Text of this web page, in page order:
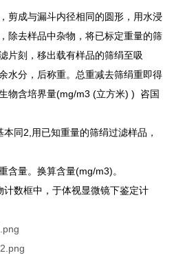
剪成与漏斗内径相同的圆形，用水浸
除去样品中杂物，将已标定重量的筛
片刻，移出载有样品的筛绢至吸
水分，后称重。总重减去筛绢重即得
物含培界量(mg/m3 (立方米) ) 咨国
同2,用已知重量的筛绢过滤样品，
含量。换算含量(mg/m3)。
数框中，于体视显微镜下鉴定计